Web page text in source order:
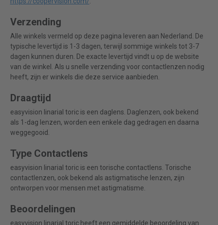
Verzending
Alle winkels vermeld op deze pagina leveren aan Nederland. De
typische levertijd is 1-3 dagen, terwijl sommige winkels tot 3-7
dagen kunnen duren. De exacte levertijd vindt u op de website
van de winkel. Als u snelle verzending voor contactlenzen nodig
heeft, zijn er winkels die deze service aanbieden.
Draagtijd
easyvision linarial toric is een daglens. Daglenzen, ook bekend
als 1-dag lenzen, worden een enkele dag gedragen en daarna
weggegooid.
Type Contactlens
easyvision linarial toric is een torische contactlens. Torische
contactlenzen, ook bekend als astigmatische lenzen, zijn
ontworpen voor mensen met astigmatisme.
Beoordelingen
easyvision linarial toric heeft een gemiddelde beoordeling van